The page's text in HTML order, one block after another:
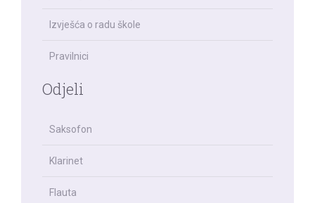
Izvješća o radu škole
Pravilnici
Odjeli
Saksofon
Klarinet
Flauta